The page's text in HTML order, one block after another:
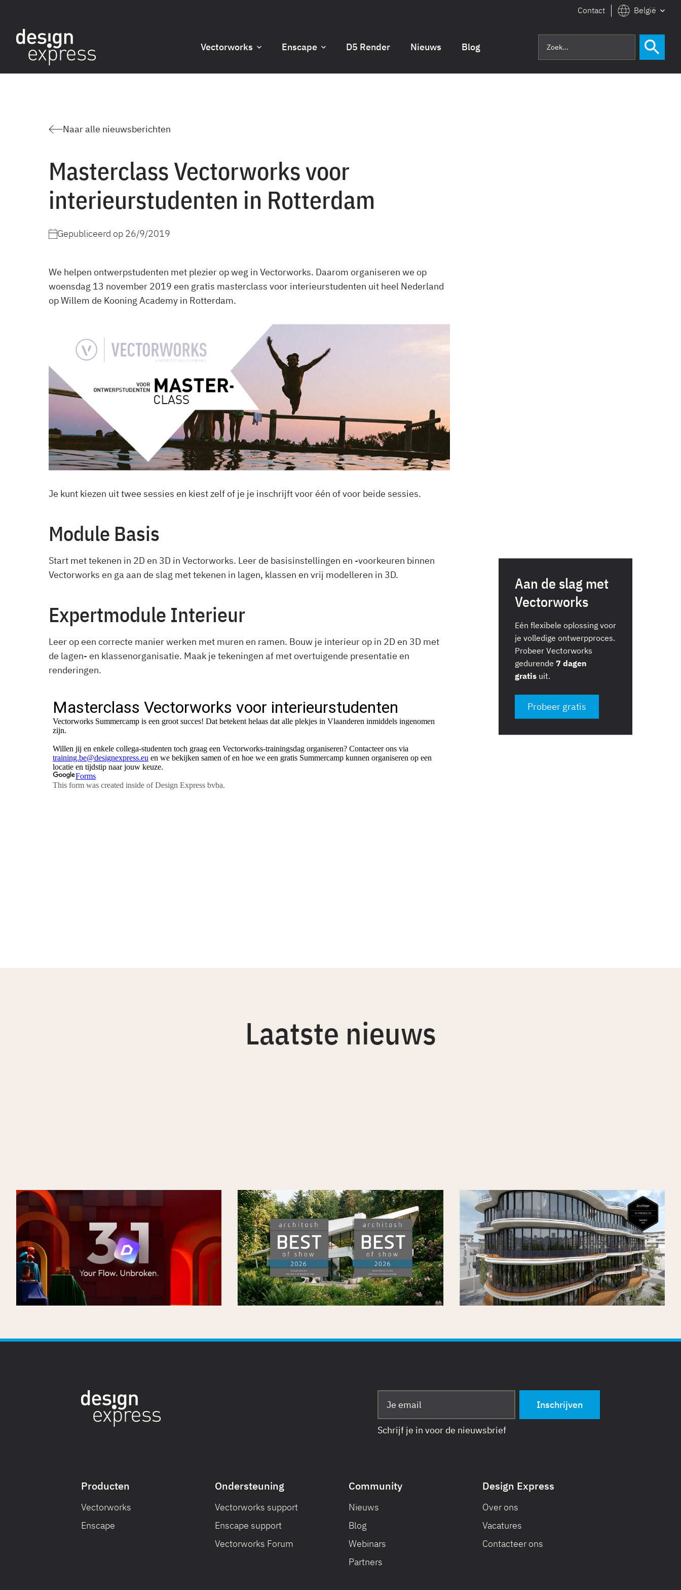
Contact België
Vectorworks Enscape D5 Render Nieuws Blog
Naar alle nieuwsberichten
Masterclass Vectorworks voor
interieurstudenten in Rotterdam
Gepubliceerd op 26/9/2019
We helpen ontwerpstudenten met plezier op weg in Vectorworks. Daarom organiseren we op
woensdag 13 november 2019 een gratis masterclass voor interieurstudenten uit heel Nederland
op Willem de Kooning Academy in Rotterdam.
Je kunt kiezen uit twee sessies en kiest zelf of je je inschrijft voor één of voor beide sessies.
Module Basis
Start met tekenen in 2D en 3D in Vectorworks. Leer de basisinstellingen en -voorkeuren binnen
Vectorworks en ga aan de slag met tekenen in lagen, klassen en vrij modelleren in 3D.
Expertmodule Interieur
Leer op een correcte manier werken met muren en ramen. Bouw je interieur op in 2D en 3D met
de lagen- en klassenorganisatie. Maak je tekeningen af met overtuigende presentatie en
renderingen.
Aan de slag met
Vectorworks
Eén flexibele oplossing voor
je volledige ontwerpproces.
Probeer Vectorworks
gedurende 7 dagen
gratis uit.
Probeer gratis
Laatste nieuws
Nieuw in D5 3.1: van rendering naar een
volledig presentatieplatform
Gepubliceerd op 16/7/2026
Veras wint Architosh's BEST of SHOW in
Visualisatie en de Economics Prize op
AIA26
Gepubliceerd op7/7/2026
Vectorworks Architectuur 2026 wint
Architizer A+Product Popular Choice
Award
Gepubliceerd op25/6/2026
Schrijf je in voor de nieuwsbrief
Producten
Vectorworks
Enscape
Ondersteuning
Vectorworks support
Enscape support
Vectorworks Forum
Community
Nieuws
Blog
Webinars
Partners
Design Express
Over ons
Vacatures
Contacteer ons